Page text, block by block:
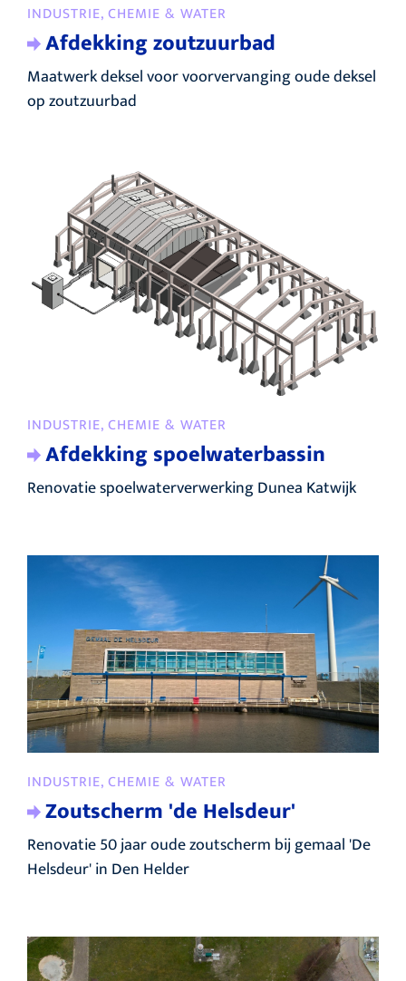
INDUSTRIE, CHEMIE & WATER
Afdekking zoutzuurbad
Maatwerk deksel voor voorvervanging oude deksel
op zoutzuurbad
INDUSTRIE, CHEMIE & WATER
Afdekking spoelwaterbassin
Renovatie spoelwaterverwerking Dunea Katwijk
INDUSTRIE, CHEMIE & WATER
Zoutscherm 'de Helsdeur'
Renovatie 50 jaar oude zoutscherm bij gemaal 'De
Helsdeur' in Den Helder